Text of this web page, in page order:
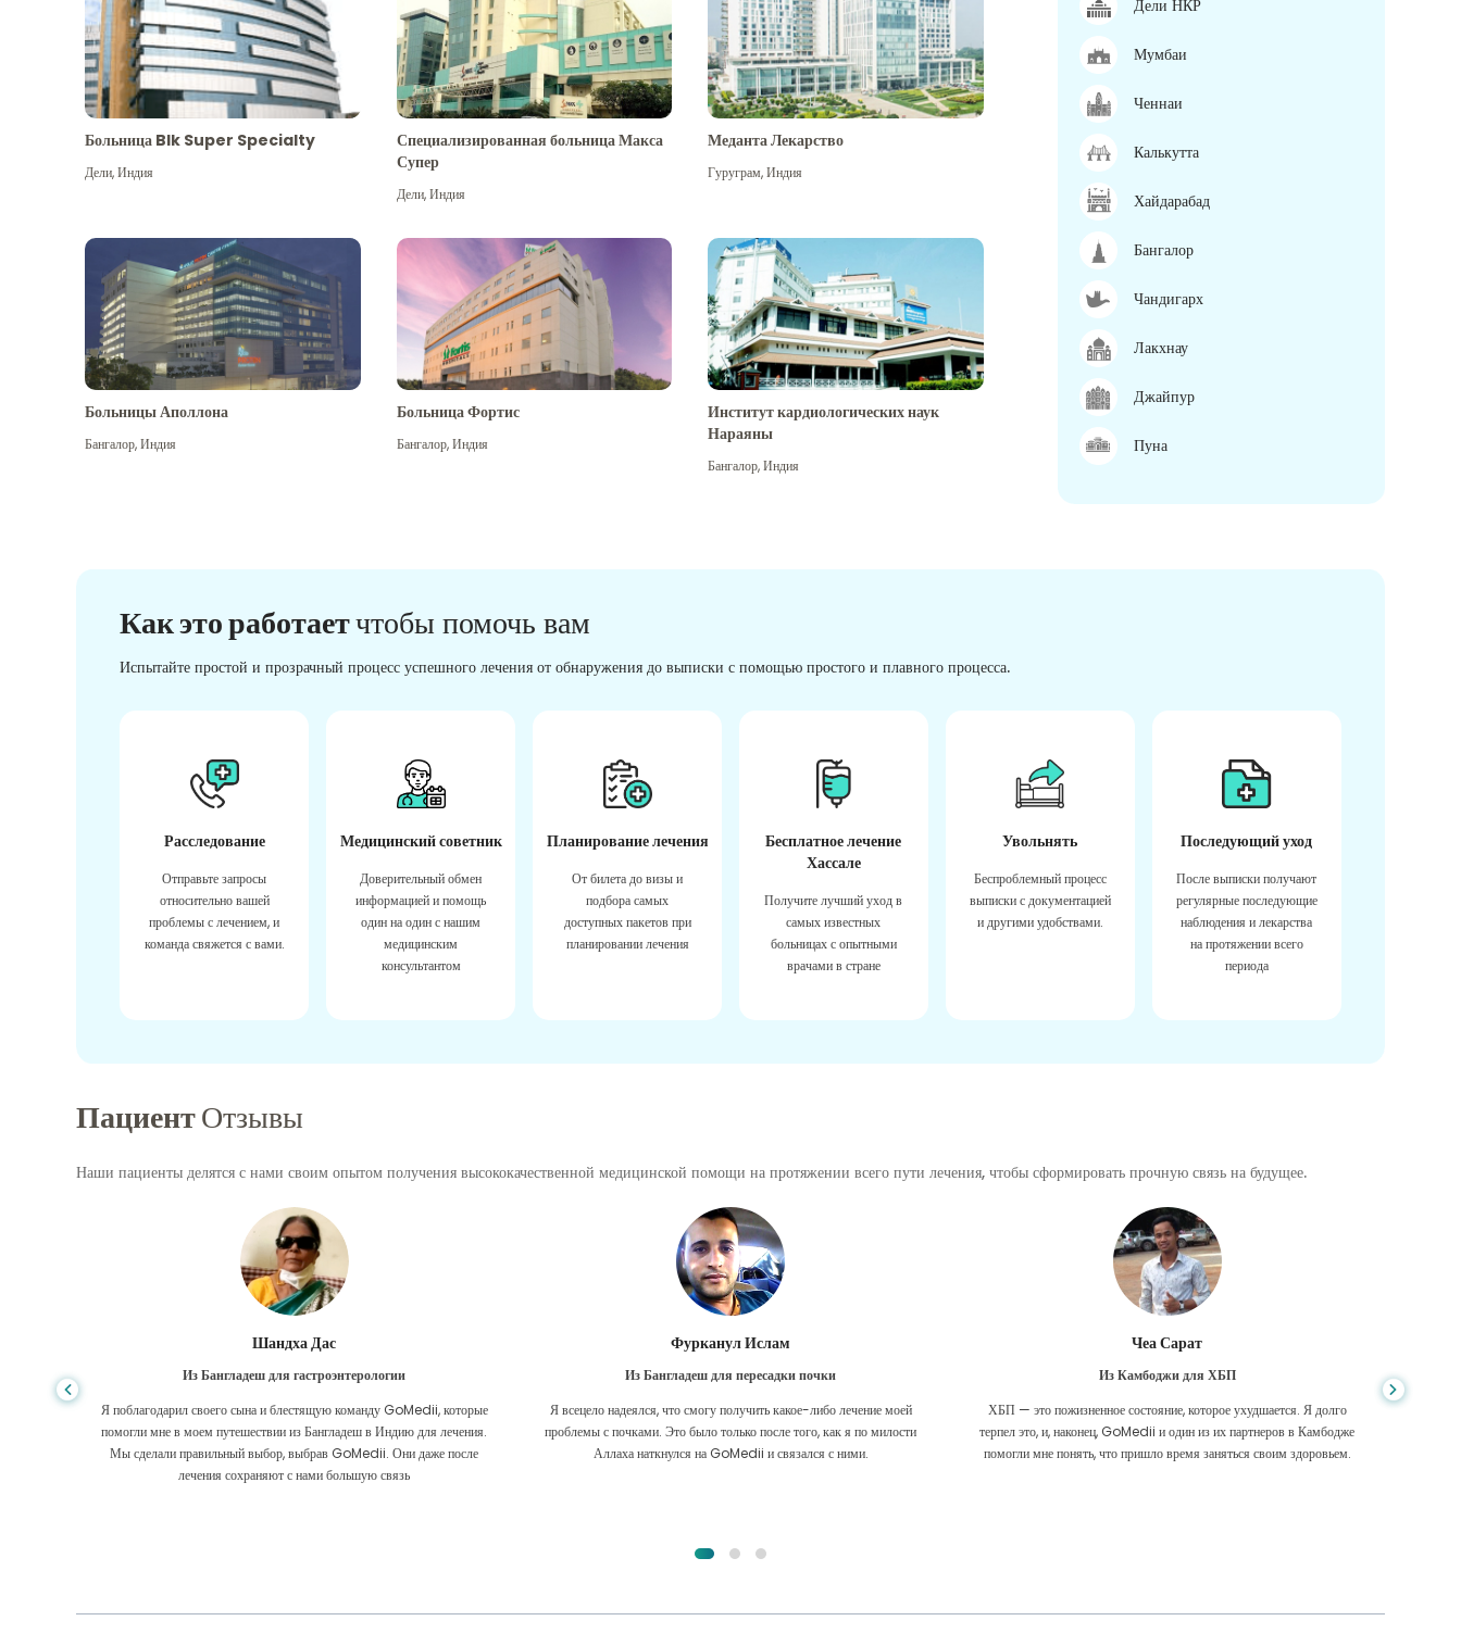
Больница Blk Super Specialty
Дели,Индия
Специализированная больница Макса
Супер
Дели,Индия
Меданта Лекарство
Гуруграм,Индия
Больницы Аполлона
Бангалор,Индия
Больница Фортис
Бангалор,Индия
Институт кардиологических наук
Нараяны
Бангалор,Индия
Дели НКР
Мумбаи
Ченнаи
Калькутта
Хайдарабад
Бангалор
Чандигарх
Лакхнау
Джайпур
Пуна
Как это работаетчтобы помочь вам
Испытайте простой и прозрачный процесс успешного лечения от обнаружения до выписки с помощью простого и плавного процесса.
Расследование
Отправьте запросы
относительно вашей
проблемы с лечением, и
команда свяжется с вами.
Медицинский советник
Доверительный обмен
информацией и помощь
один на один с нашим
медицинским
консультантом
Планирование лечения
От билета до визы и
подбора самых
доступных пакетов при
планировании лечения
Бесплатное лечение
Хассале
Получите лучший уход в
самых известных
больницах с опытными
врачами в стране
Увольнять
Беспроблемный процесс
выписки с документацией
и другими удобствами.
Последующий уход
После выписки получают
регулярные последующие
наблюдения и лекарства
на протяжении всего
периода
ПациентОтзывы
Наши пациенты делятся с нами своим опытом получения высококачественной медицинской помощи на протяжении всего пути лечения, чтобы сформировать прочную связь на будущее.
Шандха Дас
Из Бангладеш для гастроэнтерологии
Я поблагодарил своего сына и блестящую команду GoMedii, которые
помогли мне в моем путешествии из Бангладеш в Индию для лечения.
Мы сделали правильный выбор, выбрав GoMedii. Они даже после
лечения сохраняют с нами большую связь
Фурканул Ислам
Из Бангладеш для пересадки почки
Я всецело надеялся, что смогу получить какое-либо лечение моей
проблемы с почками. Это было только после того, как я по милости
Аллаха наткнулся на GoMedii и связался с ними.
Чеа Сарат
Из Камбоджи для ХБП
ХБП — это пожизненное состояние, которое ухудшается. Я долго
терпел это, и, наконец, GoMedii и один из их партнеров в Камбодже
помогли мне понять, что пришло время заняться своим здоровьем.